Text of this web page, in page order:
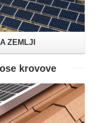
ZEMLJI
krovove